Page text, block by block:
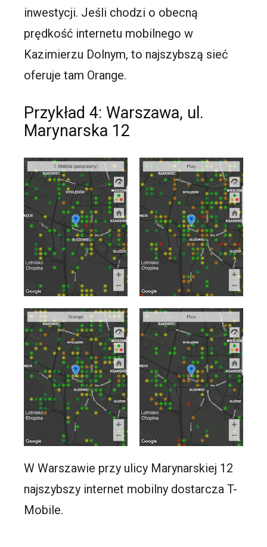
inwestycji. Jeśli chodzi o obecną
prędkość internetu mobilnego w
Kazimierzu Dolnym, to najszybszą sieć
oferuje tam Orange.
Przykład 4: Warszawa, ul.
Marynarska 12
W Warszawie przy ulicy Marynarskiej 12
najszybszy internet mobilny dostarcza T-
Mobile.